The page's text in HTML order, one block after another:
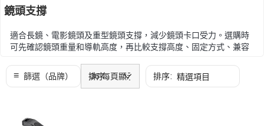
鏡頭支撐
適合長鏡、電影鏡頭及重型鏡頭支撐，減少鏡頭卡口受力。選購時
可先確認鏡頭重量和導軌高度，再比較支撐高度、固定方式、兼容
選購時可先確認鏡頭重量和導軌高度，再比較支撐高度、固定方
式、兼容導軌和調整空間。